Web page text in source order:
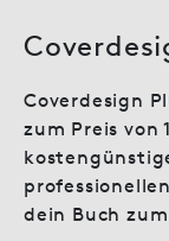
Coverdesign
zum Preis von
dein Buch